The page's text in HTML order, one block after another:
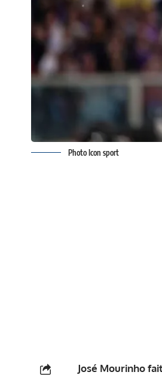
Photo Icon sport
José Mourinho